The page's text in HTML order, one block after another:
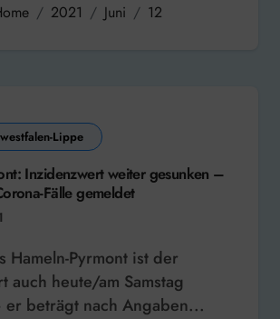
2021 Juni 12
Lippe
Inzidenzwert weiter gesunken –
Fälle gemeldet
auch heute/am Samstag
beträgt nach Angaben...